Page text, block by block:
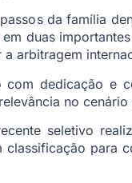
da família
duas
arbitragem
dedicação e
no
seletivo
para